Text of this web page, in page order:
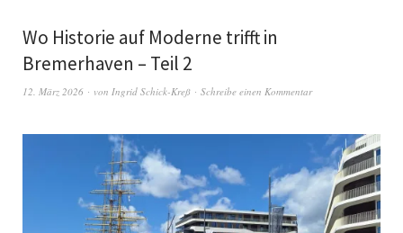
Wo Historie auf Moderne trifft in
Bremerhaven – Teil 2
12. März 2026 von Ingrid Schick-Kreß Schreibe einen Kommentar